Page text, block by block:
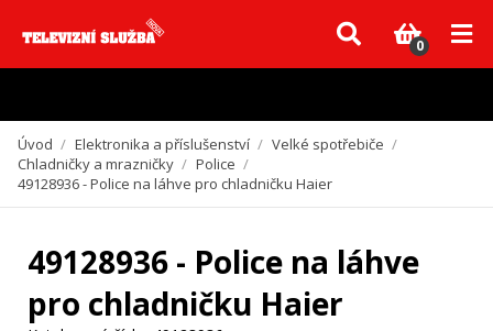
Vzhledem k aktuální situaci se může dodání dílů, které nejsou skladem,
zpozdit. Děkujeme za pochopení.
0
Úvod / Elektronika a příslušenství / Velké spotřebiče /
Chladničky a mrazničky / Police /
49128936 - Police na láhve pro chladničku Haier
49128936 - Police na láhve
pro chladničku Haier